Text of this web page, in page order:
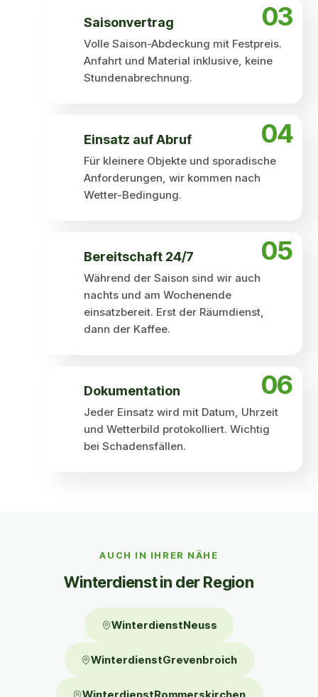
03
Saisonvertrag
Volle Saison-Abdeckung mit Festpreis.
Anfahrt und Material inklusive, keine
Stundenabrechnung.
04
Einsatz auf Abruf
Für kleinere Objekte und sporadische
Anforderungen, wir kommen nach
Wetter-Bedingung.
05
Bereitschaft 24/7
Während der Saison sind wir auch
nachts und am Wochenende
einsatzbereit. Erst der Räumdienst,
dann der Kaffee.
06
Dokumentation
Jeder Einsatz wird mit Datum, Uhrzeit
und Wetterbild protokolliert. Wichtig
bei Schadensfällen.
Auch in Ihrer Nähe
AUCH IN IHRER NÄHE
Winter­dienst in der Region
WinterdienstNeuss
WinterdienstGrevenbroich